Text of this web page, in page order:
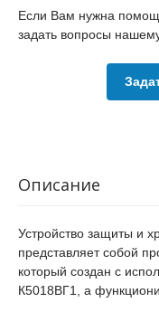
Если Вам нужна
задать вопросы
Описание
Устройство защиты и
представляет собой
который создан с
К5018ВГ1, а